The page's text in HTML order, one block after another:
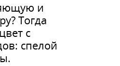
и
Тогда
с
спелой